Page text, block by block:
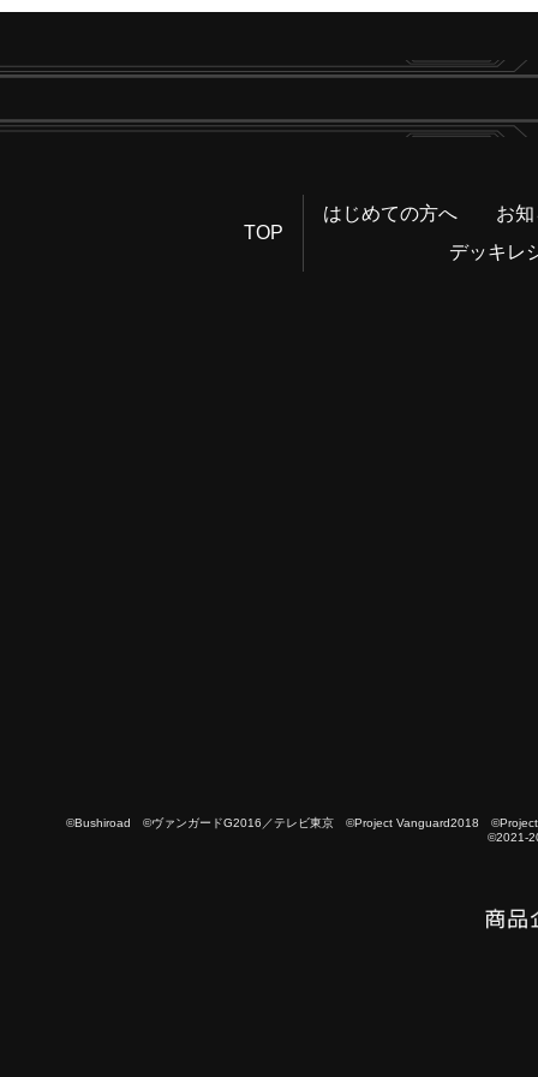
TOP
はじめての方へ
お
デッキレ
©Bushiroad ©ヴァンガードG2016／テレビ東京 ©Project Vanguard2018
©2021-